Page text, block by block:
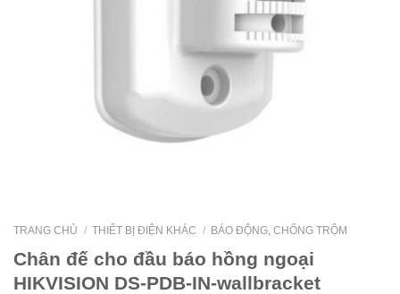
TRANG CHỦ / THIẾT BỊ ĐIỆN KHÁC / BÁO ĐỘNG, CHỐNG TRỘM
Chân đế cho đầu báo hồng ngoại
HIKVISION DS-PDB-IN-wallbracket